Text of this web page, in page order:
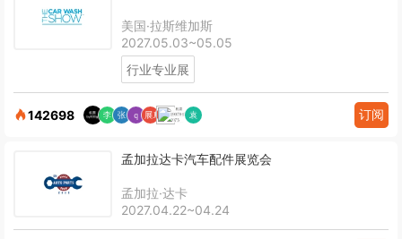
美国·拉斯维加斯
2027.05.03~05.05
行业专业展
142698 订阅
孟加拉达卡汽车配件展览会
孟加拉·达卡
2027.04.22~04.24